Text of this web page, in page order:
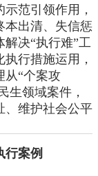
范引领作用，
本出清、失信惩
解决“执行难”工
行措施运用，
从“个案攻
生领域案件，
、维护社会公平
行案例